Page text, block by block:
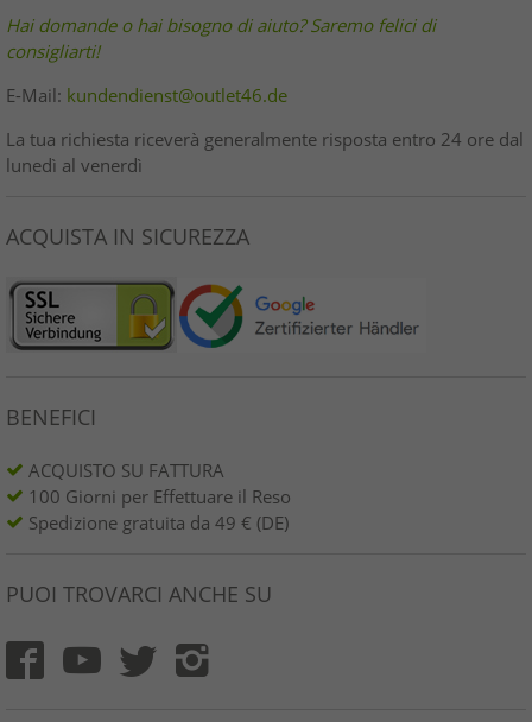
Hai domande o hai bisogno di aiuto? Saremo felici di
consigliarti!
E-Mail: kundendienst@outlet46.de
La tua richiesta riceverà generalmente risposta entro 24 ore dal
lunedì al venerdì
ACQUISTA IN SICUREZZA
BENEFICI
ACQUISTO SU FATTURA
100 Giorni per Effettuare il Reso
Spedizione gratuita da 49 € (DE)
PUOI TROVARCI ANCHE SU